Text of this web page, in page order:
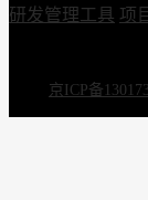
研发管理工具 项
京ICP备